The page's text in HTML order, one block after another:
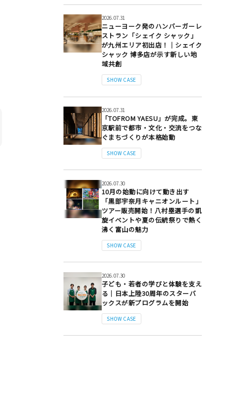
2026.07.31
ニューヨーク発のハンバーガーレ
ストラン「シェイク シャック」
が九州エリア初出店！｜シェイク
シャック 博多店が示す新しい地
域共創
SHOW CASE
2026.07.31
「TOFROM YAESU」が完成。東
京駅前で都市・文化・交流をつな
ぐまちづくりが本格始動
SHOW CASE
2026.07.30
10月の始動に向けて動き出す
「黒部宇奈月キャニオンルート」
ツアー販売開始！八村塁選手の凱
旋イベントや夏の伝統祭りで熱く
沸く富山の魅力
SHOW CASE
2026.07.30
子ども・若者の学びと体験を支え
る｜日本上陸30周年のスターバ
ックスが新プログラムを開始
SHOW CASE